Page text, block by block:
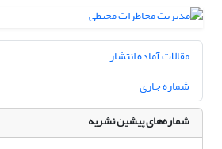
مقالات آماده انتشار
شماره جاری
شماره‌های پیشین نشریه